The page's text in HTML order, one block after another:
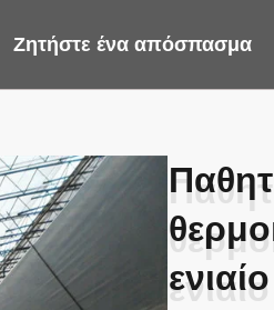
Ζητήστε ένα απόσπασμα